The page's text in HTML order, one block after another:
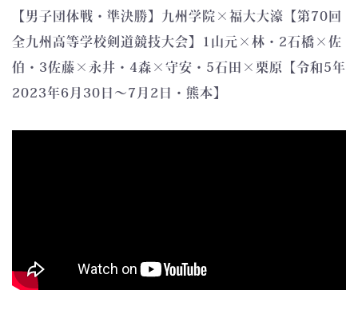
【男子団体戦・準決勝】九州学院×福大大濠【第70回
全九州高等学校剣道競技大会】1山元×林・2石橋×佐
伯・3佐藤×永井・4森×守安・5石田×栗原【令和5年
2023年6月30日～7月2日・熊本】